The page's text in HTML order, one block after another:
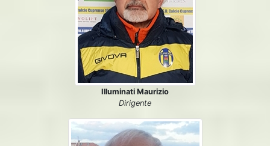
Illuminati Maurizio
Dirigente